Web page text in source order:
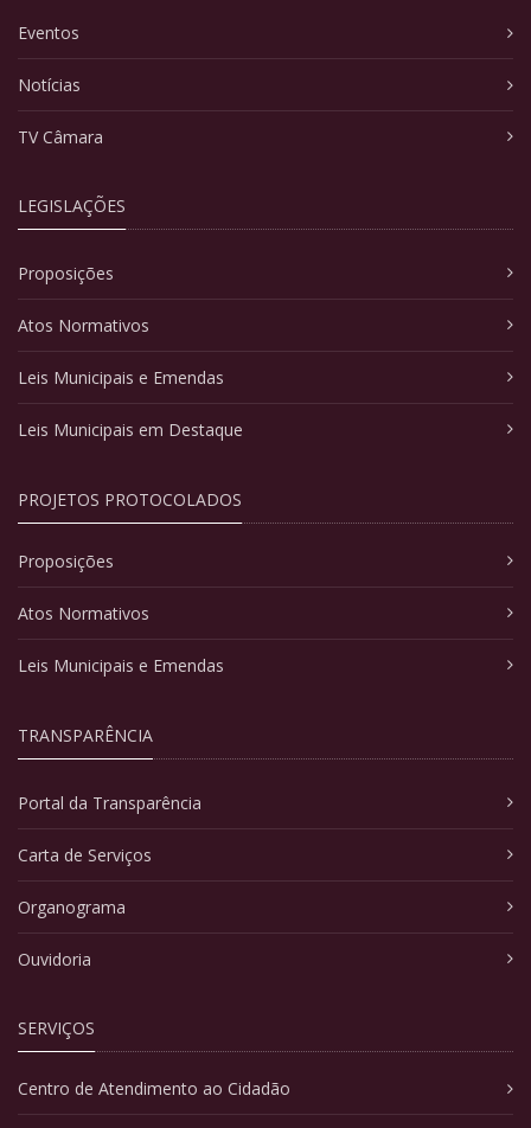
Eventos
Notícias
TV Câmara
LEGISLAÇÕES
Proposições
Atos Normativos
Leis Municipais e Emendas
Leis Municipais em Destaque
PROJETOS PROTOCOLADOS
Proposições
Atos Normativos
Leis Municipais e Emendas
TRANSPARÊNCIA
Portal da Transparência
Carta de Serviços
Organograma
Ouvidoria
SERVIÇOS
Centro de Atendimento ao Cidadão